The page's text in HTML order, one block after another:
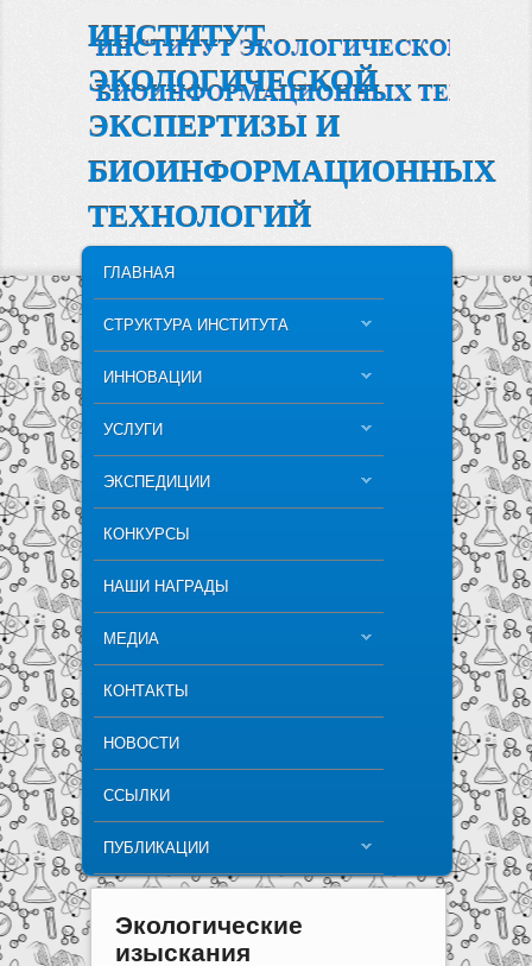
ИНСТИТУТ
ЭКОЛОГИЧЕСКОЙ
ЭКСПЕРТИЗЫ И
БИОИНФОРМАЦИОННЫХ
ТЕХНОЛОГИЙ
SKIP TO PRIMARY CONTENT
SKIP TO SECONDARY CONTENT
ГЛАВНАЯ
СТРУКТУРА ИНСТИТУТА
ИННОВАЦИИ
УСЛУГИ
ЭКСПЕДИЦИИ
КОНКУРСЫ
НАШИ НАГРАДЫ
МЕДИА
КОНТАКТЫ
НОВОСТИ
ССЫЛКИ
ПУБЛИКАЦИИ
Экологические
изыскания